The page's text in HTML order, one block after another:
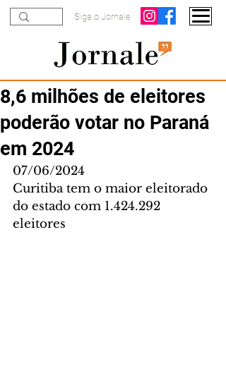
Siga o Jornale
8,6 milhões de eleitores
poderão votar no Paraná
em 2024
07/06/2024
Curitiba tem o maior eleitorado
do estado com 1.424.292
eleitores